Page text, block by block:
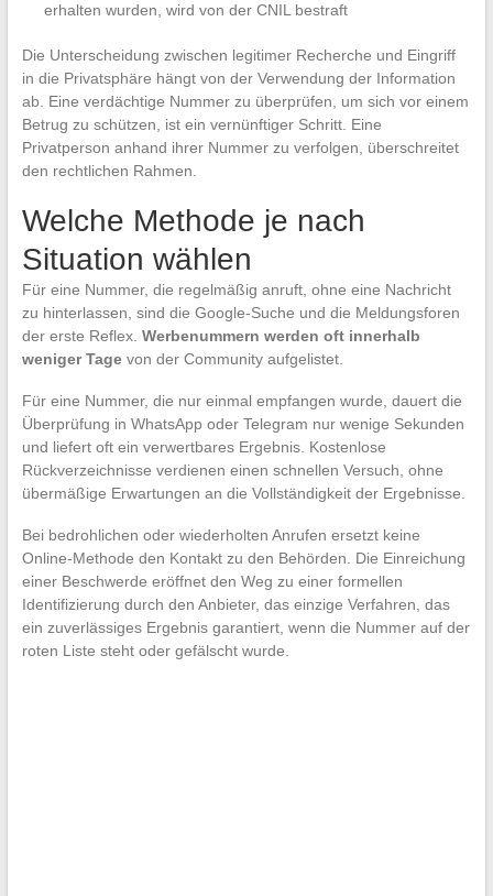
erhalten wurden, wird von der CNIL bestraft
Die Unterscheidung zwischen legitimer Recherche und Eingriff
in die Privatsphäre hängt von der Verwendung der Information
ab. Eine verdächtige Nummer zu überprüfen, um sich vor einem
Betrug zu schützen, ist ein vernünftiger Schritt. Eine
Privatperson anhand ihrer Nummer zu verfolgen, überschreitet
den rechtlichen Rahmen.
Welche Methode je nach
Situation wählen
Für eine Nummer, die regelmäßig anruft, ohne eine Nachricht
zu hinterlassen, sind die Google-Suche und die Meldungsforen
der erste Reflex. Werbenummern werden oft innerhalb
weniger Tagevon der Community aufgelistet.
Für eine Nummer, die nur einmal empfangen wurde, dauert die
Überprüfung in WhatsApp oder Telegram nur wenige Sekunden
und liefert oft ein verwertbares Ergebnis. Kostenlose
Rückverzeichnisse verdienen einen schnellen Versuch, ohne
übermäßige Erwartungen an die Vollständigkeit der Ergebnisse.
Bei bedrohlichen oder wiederholten Anrufen ersetzt keine
Online-Methode den Kontakt zu den Behörden. Die Einreichung
einer Beschwerde eröffnet den Weg zu einer formellen
Identifizierung durch den Anbieter, das einzige Verfahren, das
ein zuverlässiges Ergebnis garantiert, wenn die Nummer auf der
roten Liste steht oder gefälscht wurde.